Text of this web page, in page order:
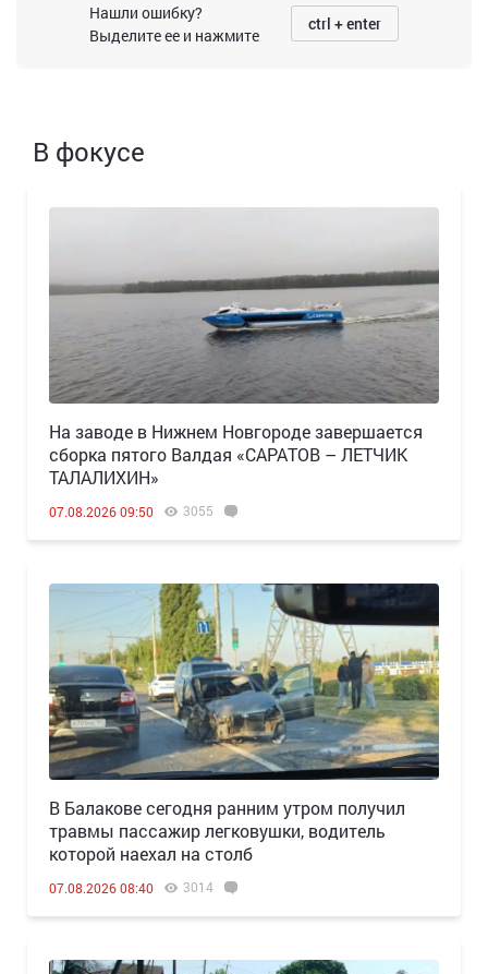
Нашли ошибку?
Выделите ее и нажмите
ctrl + enter
В фокусе
Н️а заводе в Нижнем Новгороде завершается
сборка пятого Валдая «САРАТОВ – ЛЕТЧИК
ТАЛАЛИХИН»
07.08.2026 09:50 3055
В Балакове сегодня ранним утром получил
травмы пассажир легковушки, водитель
которой наехал на столб
07.08.2026 08:40 3014